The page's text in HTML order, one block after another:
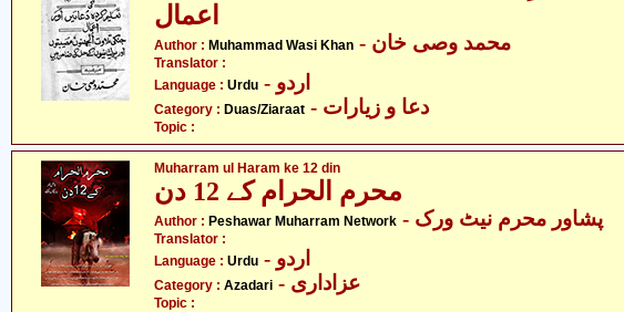
اعمال
Author : Muhammad Wasi Khan - محمد وصی خان
Translator :
Language : Urdu - اردو
Category : Duas/Ziaraat - دعا و زیارات
Topic :
Muharram ul Haram ke 12 din
محرم الحرام کے 12 دن
Author : Peshawar Muharram Network - پشاور محرم نیٹ ورک
Translator :
Language : Urdu - اردو
Category : Azadari - عزاداری
Topic :